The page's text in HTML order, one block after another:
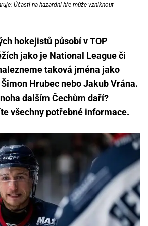
Účastí na hazardní hře může vzniknout
hokejistů působí v TOP
jako je National League či
taková jména jako
Hrubec nebo Jakub Vrána.
dalším Čechům daří?
všechny potřebné informace.